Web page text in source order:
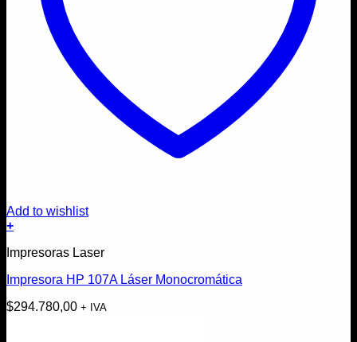
Add to wishlist
+
Impresoras Laser
Impresora HP 107A Láser Monocromática
$294.780,00 + IVA